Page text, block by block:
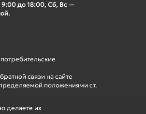
делаете их
9:00 до 18:00, Сб, Вс —
связи на сайте
положениями ст.